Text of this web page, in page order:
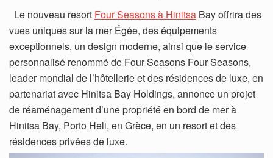
Le nouveau resort Four Seasons à Hinitsa Bay offrira des
vues uniques sur la mer Égée, des équipements
exceptionnels, un design moderne, ainsi que le service
personnalisé renommé de Four Seasons Four Seasons,
leader mondial de l’hôtellerie et des résidences de luxe, en
partenariat avec Hinitsa Bay Holdings, annonce un projet
de réaménagement d’une propriété en bord de mer à
Hinitsa Bay, Porto Heli, en Grèce, en un resort et des
résidences privées de luxe.